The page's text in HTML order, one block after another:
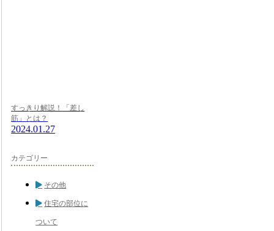
すっきり解説！「差し
筋」とは？
2024.01.27
カテゴリー
その他
住宅の部位に
ついて